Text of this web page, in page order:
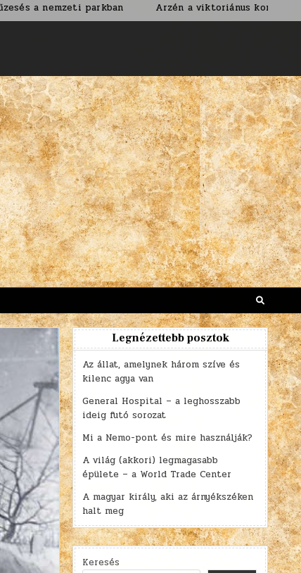
parkban Arzén a viktoriánus korban Nem
Legnézettebb posztok
Az állat, amelynek három szíve és
kilenc agya van
General Hospital – a leghosszabb
ideig futó sorozat
Mi a Nemo-pont és mire használják?
A világ (akkori) legmagasabb
épülete – a World Trade Center
A magyar király, aki az árnyékszéken
halt meg
Keresés